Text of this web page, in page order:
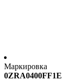
Маркировка
0ZRA0400FF1E